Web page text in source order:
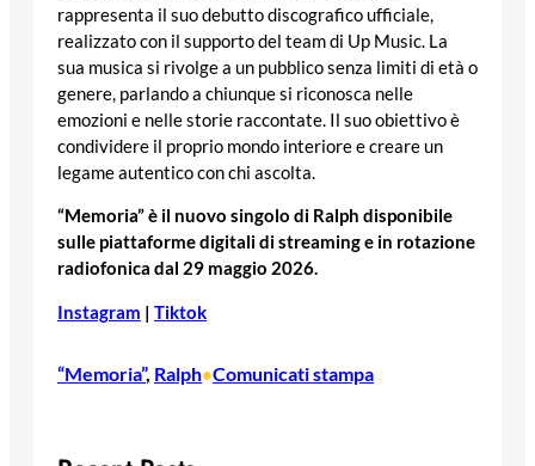
rappresenta il suo debutto discografico ufficiale,
realizzato con il supporto del team di Up Music. La
sua musica si rivolge a un pubblico senza limiti di età o
genere, parlando a chiunque si riconosca nelle
emozioni e nelle storie raccontate. Il suo obiettivo è
condividere il proprio mondo interiore e creare un
legame autentico con chi ascolta.
“Memoria” è il nuovo singolo di Ralph disponibile
sulle piattaforme digitali di streaming e in rotazione
radiofonica dal 29 maggio 2026.
Instagram | Tiktok
“Memoria”, Ralph•Comunicati stampa